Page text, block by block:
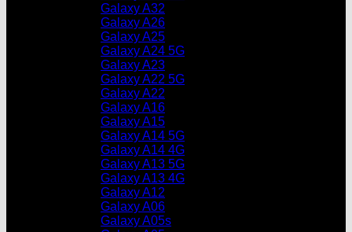
Galaxy A32
Galaxy A26
Galaxy A25
Galaxy A24 5G
Galaxy A23
Galaxy A22 5G
Galaxy A22
Galaxy A16
Galaxy A15
Galaxy A14 5G
Galaxy A14 4G
Galaxy A13 5G
Galaxy A13 4G
Galaxy A12
Galaxy A06
Galaxy A05s